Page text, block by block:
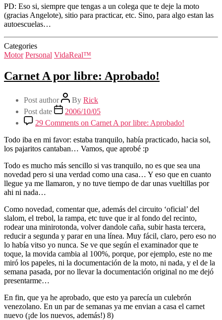
PD: Eso si, siempre que tengas a un colega que te deje la moto
(gracias Angelote), sitio para practicar, etc. Sino, para algo estan las
autoescuelas…
Categories
Motor Personal VidaReal™
Carnet A por libre: Aprobado!
Post author By Rick
Post date
2006/10/05
29 Comments on Carnet A por libre: Aprobado!
Todo iba en mi favor: estaba tranquilo, había practicado, hacia sol,
los pajaritos cantaban… Vamos, que aprobé :p
Todo es mucho más sencillo si vas tranquilo, no es que sea una
novedad pero si una verdad como una casa… Y eso que en cuanto
llegue ya me llamaron, y no tuve tiempo de dar unas vueltillas por
ahi ni nada…
Como novedad, comentar que, además del circuito ‘oficial’ del
slalom, el trebol, la rampa, etc tuve que ir al fondo del recinto,
rodear una minirotonda, volver dandole caña, subir hasta tercera,
reducir a segunda y parar en una línea. Muy fácil, claro, pero eso no
lo había vitso yo nunca. Se ve que según el examinador que te
toque, la movida cambia al 100%, porque, por ejemplo, este no me
miró los papeles, ni la documentación de la moto, ni nada, y el de la
semana pasada, por no llevar la documentación original no me dejó
presentarme…
En fin, que ya he aprobado, que esto ya parecía un culebrón
venezolano. En un par de semanas ya me envian a casa el carnet
nuevo (¡de los nuevos, además!) 8)